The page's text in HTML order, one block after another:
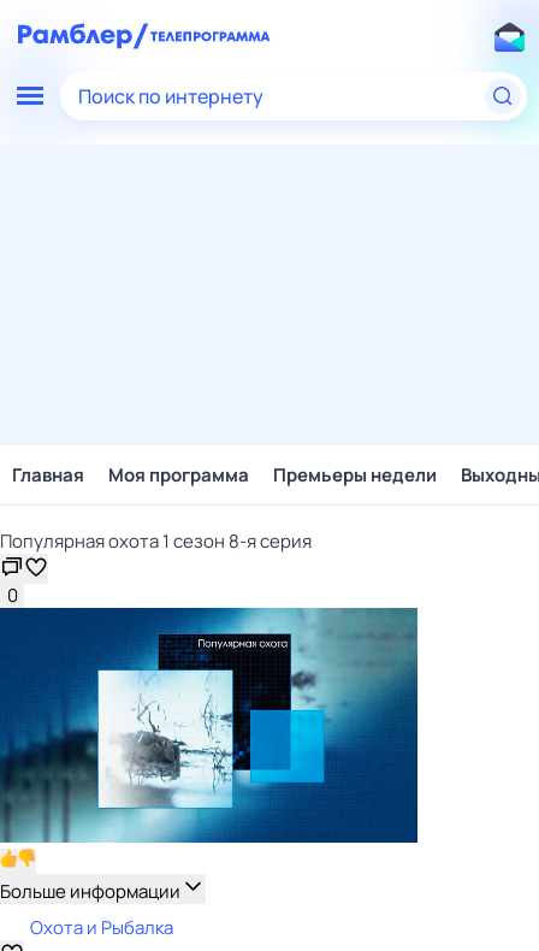
Поиск по интернету
Главная Моя программа Премьеры недели
Популярная охота 1 сезон 8-я серия
0
Больше информации
Охота и Рыбалка